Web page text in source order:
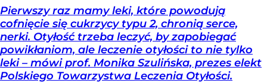
Pierwszy raz mamy leki, które powodują
cofnięcie się cukrzycy typu 2, chronią serce,
nerki. Otyłość trzeba leczyć, by zapobiegać
powikłaniom, ale leczenie otyłości to nie tylko
leki – mówi prof. Monika Szulińska, prezes elekt
Polskiego Towarzystwa Leczenia Otyłości.